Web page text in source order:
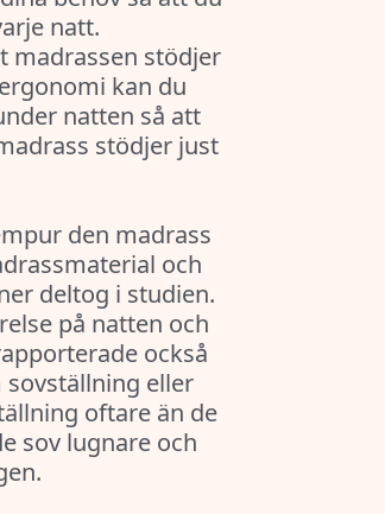
natt.
madrassen stödjer
kan du
natten så att
stödjer just
den madrass
och
deltog i studien.
på natten och
också
sovställning eller
oftare än de
sov lugnare och